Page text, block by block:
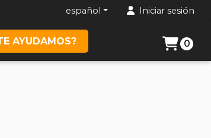
0
español Iniciar sesión
AYUDAMOS?